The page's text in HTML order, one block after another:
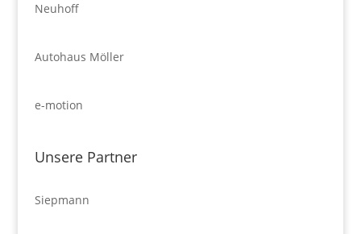
Neuhoff
Autohaus Möller
e-motion
Unsere Partner
Siepmann